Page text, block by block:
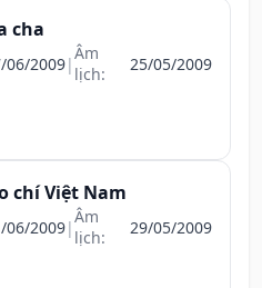
cha
06/2009|Âm
lịch:
25/05/2009
chí Việt Nam
06/2009|Âm
lịch:
29/05/2009